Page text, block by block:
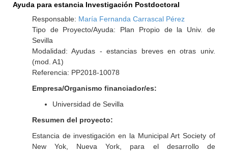
Ayuda para estancia Investigación Postdoctoral
Responsable: María Fernanda Carrascal Pérez
Tipo de Proyecto/Ayuda: Plan Propio de la Univ. de
Sevilla
Modalidad: Ayudas - estancias breves en otras univ.
(mod. A1)
Referencia: PP2018-10078
Empresa/Organismo financiador/es:
Universidad de Sevilla
Resumen del proyecto:
Estancia de investigación en la Municipal Art Society of
New Yok, Nueva York, para el desarrollo de